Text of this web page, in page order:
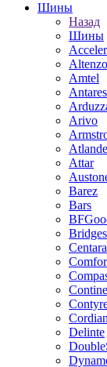
Шины
Назад
Шины
Altenzo
Amtel
Antares
Arivo
Attar
Barez
Bars
Centara
Delinte